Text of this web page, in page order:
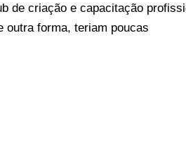
de criação e capacitação
outra forma, teriam poucas